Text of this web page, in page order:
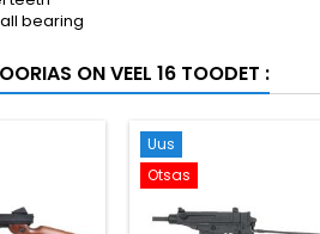
bearing
ON VEEL 16 TOODET :
Uus
Otsas